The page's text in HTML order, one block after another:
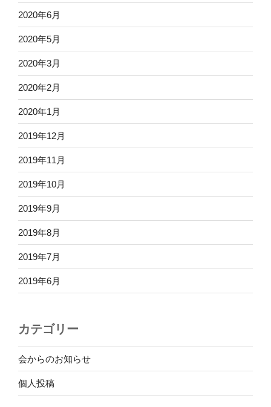
2020年6月
2020年5月
2020年3月
2020年2月
2020年1月
2019年12月
2019年11月
2019年10月
2019年9月
2019年8月
2019年7月
2019年6月
カテゴリー
会からのお知らせ
個人投稿